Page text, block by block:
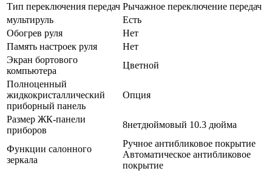
Тип переключения передач Рычажное переключение передач
мультируль
Есть
Обогрев руля
Нет
Память настроек руля
Нет
Экран бортового
компьютера
Цветной
Полноценный
жидкокристаллический
приборный панель
Опция
Размер ЖК-панели
приборов
8нетдюймовый 10.3 дюйма
Функции салонного
зеркала
Ручное антибликовое покрытие
Автоматическое антибликовое
покрытие